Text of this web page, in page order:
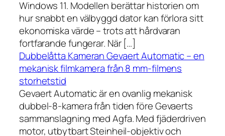
Windows 11. Modellen berättar historien om
hur snabbt en välbyggd dator kan förlora sitt
ekonomiska värde – trots att hårdvaran
fortfarande fungerar. När […]
Dubbelåtta Kameran Gevaert Automatic – en
mekanisk filmkamera från 8 mm-filmens
storhetstid
Gevaert Automatic är en ovanlig mekanisk
dubbel-8-kamera från tiden före Gevaerts
sammanslagning med Agfa. Med fjäderdriven
motor, utbytbart Steinheil-objektiv och